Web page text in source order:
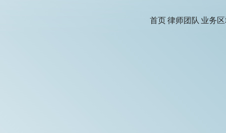
首页律师团队 业务